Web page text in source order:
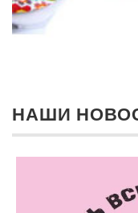
НАШИ